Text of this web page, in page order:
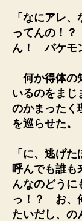
「なにアレ
ってんの！
ん！ バケモ
何か得体の
いるのをまじ
のかまったく
を巡らせた。
「に、逃げ
呼んでも誰も
んなのどう
っ！？ お、
たいだし、